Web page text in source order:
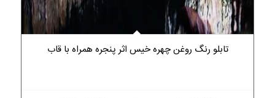
تابلو رنگ روغن چهره خیس اثر پنجره همراه با قاب